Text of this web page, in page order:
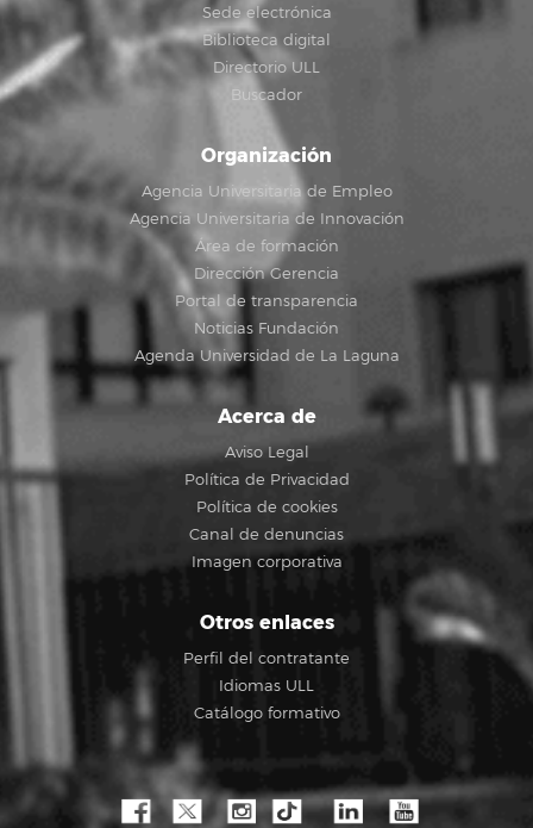
Sede electrónica
Biblioteca digital
Directorio ULL
Buscador
Organización
Agencia Universitaria de Empleo
Agencia Universitaria de Innovación
Área de formación
Dirección Gerencia
Portal de transparencia
Noticias Fundación
Agenda Universidad de La Laguna
Acerca de
Aviso Legal
Política de Privacidad
Política de cookies
Canal de denuncias
Imagen corporativa
Otros enlaces
Perfil del contratante
Idiomas ULL
Catálogo formativo